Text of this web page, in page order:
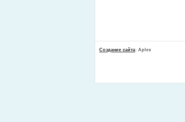
Создание сайта: Aplex